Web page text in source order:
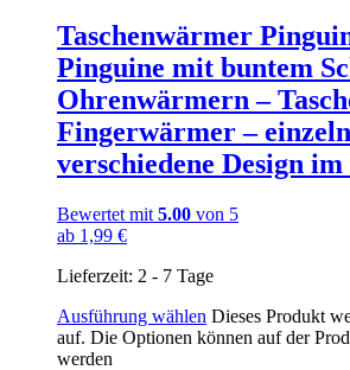
Taschenwärmer
Pinguine mit buntem
Ohrenwärmern –
Fingerwärmer –
verschiedene Design im
Bewertet mit 5.00 von 5
ab 1,99 €
Lieferzeit: 2 - 7 Tage
Ausführung wählen Dieses Produkt
auf. Die Optionen können auf der
werden